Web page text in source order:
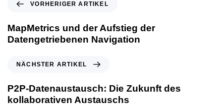
VORHERIGER ARTIKEL
MapMetrics und der Aufstieg der
Datengetriebenen Navigation
NÄCHSTER ARTIKEL
P2P-Datenaustausch: Die Zukunft des
kollaborativen Austauschs